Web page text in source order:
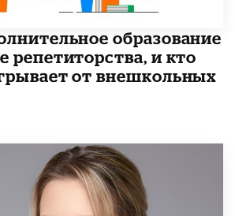
образование
репетиторства, и кто
от внешкольных